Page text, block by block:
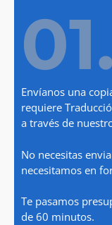
01.
Envíanos una
requiere
a través de
No necesitas
necesitamos en
Te pasamos
de 60 minutos.